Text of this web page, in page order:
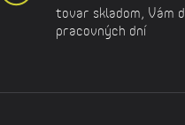
tovar skladom, Vám
pracovných dní